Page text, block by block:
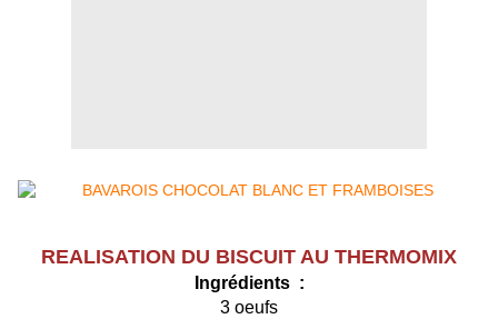
REALISATION DU BISCUIT AU THERMOMIX
Ingrédients :
3 oeufs